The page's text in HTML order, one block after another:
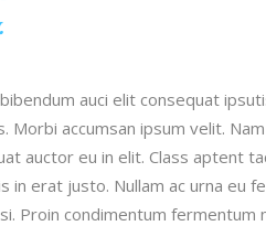
auci elit consequat
accumsan ipsum velit.
auctor eu in elit. Class aptent
in erat justo. Nullam ac urna eu
Proin condimentum fermentum